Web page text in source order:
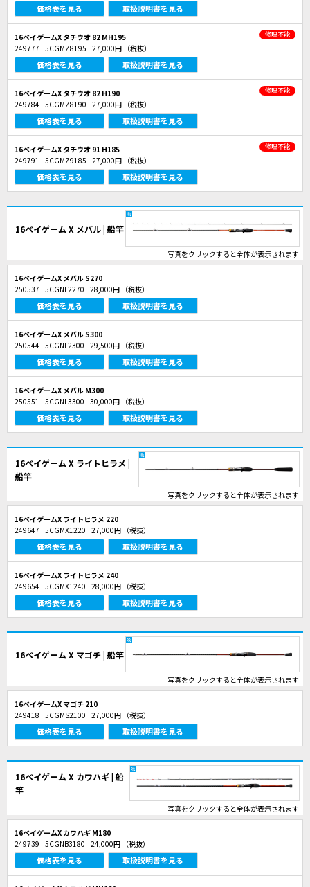
価格表を見る 取扱説明書を見る
16ベイゲームX タチウオ 82 MH195 修理不能
249777 5CGMZ8195 27,000円 （税抜）
価格表を見る 取扱説明書を見る
16ベイゲームX タチウオ 82 H190 修理不能
249784 5CGMZ8190 27,000円 （税抜）
価格表を見る 取扱説明書を見る
16ベイゲームX タチウオ 91 H185 修理不能
249791 5CGMZ9185 27,000円 （税抜）
価格表を見る 取扱説明書を見る
16ベイゲーム X メバル | 船竿
写真をクリックすると全体が表示されます
16ベイゲームX メバル S270
250537 5CGNL2270 28,000円 （税抜）
価格表を見る 取扱説明書を見る
16ベイゲームX メバル S300
250544 5CGNL2300 29,500円 （税抜）
価格表を見る 取扱説明書を見る
16ベイゲームX メバル M300
250551 5CGNL3300 30,000円 （税抜）
価格表を見る 取扱説明書を見る
16ベイゲーム X ライトヒラメ |
船竿
写真をクリックすると全体が表示されます
16ベイゲームX ライトヒラメ 220
249647 5CGMX1220 27,000円 （税抜）
価格表を見る 取扱説明書を見る
16ベイゲームX ライトヒラメ 240
249654 5CGMX1240 28,000円 （税抜）
価格表を見る 取扱説明書を見る
16ベイゲーム X マゴチ | 船竿
写真をクリックすると全体が表示されます
16ベイゲームX マゴチ 210
249418 5CGMS2100 27,000円 （税抜）
価格表を見る 取扱説明書を見る
16ベイゲーム X カワハギ | 船
竿
写真をクリックすると全体が表示されます
16ベイゲームX カワハギ M180
249739 5CGNB3180 24,000円 （税抜）
価格表を見る 取扱説明書を見る